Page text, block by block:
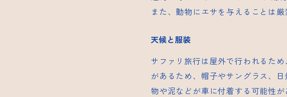
また、動物にエサを与えることは
天候と服装
サファリ旅行は屋外で行われるた
があるため、帽子やサングラス、
物や泥などが車に付着する可能性